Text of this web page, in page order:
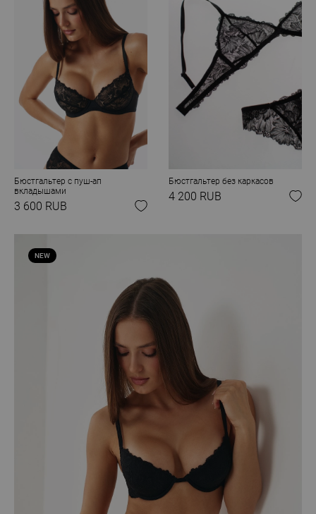
Бюстгальтер с пуш-ап
вкладышами
3 600 RUB
Бюстгальтер без каркасов
4 200 RUB
NEW